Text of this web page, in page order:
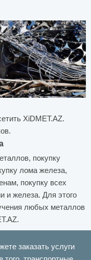
XiDMET.AZ.
покупку
лома железа,
покупку всех
и железа. Для этого
любых металлов
железа, цен на
цен на металлом вы
заказать услуги